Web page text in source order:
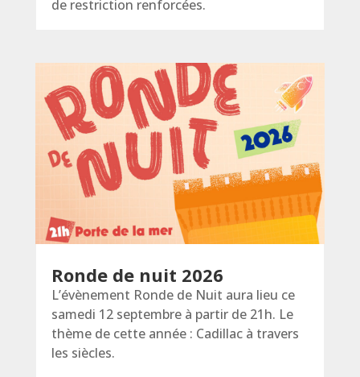
de restriction renforcées.
Ronde de nuit 2026
L’évènement Ronde de Nuit aura lieu ce
samedi 12 septembre à partir de 21h. Le
thème de cette année : Cadillac à travers
les siècles.